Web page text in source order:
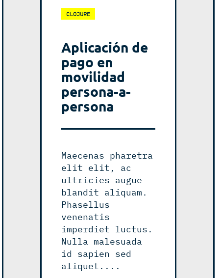
CLOJURE
Aplicación de
pago en
movilidad
persona-a-
persona
Maecenas pharetra
elit elit, ac
ultricies augue
blandit aliquam.
Phasellus
venenatis
imperdiet luctus.
Nulla malesuada
id sapien sed
aliquet....